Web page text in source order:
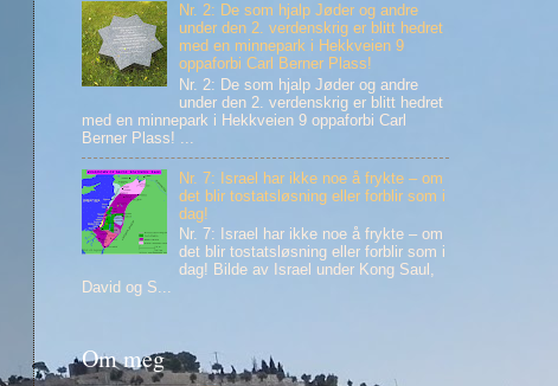
Nr. 2: De som hjalp Jøder og andre
under den 2. verdenskrig er blitt hedret
med en minnepark i Hekkveien 9
oppaforbi Carl Berner Plass!
Nr. 2: De som hjalp Jøder og andre
under den 2. verdenskrig er blitt hedret
med en minnepark i Hekkveien 9 oppaforbi Carl
Berner Plass! ...
Nr. 7: Israel har ikke noe å frykte – om
det blir tostatsløsning eller forblir som i
dag!
Nr. 7: Israel har ikke noe å frykte – om
det blir tostatsløsning eller forblir som i
dag! Bilde av Israel under Kong Saul,
David og S...
Om meg